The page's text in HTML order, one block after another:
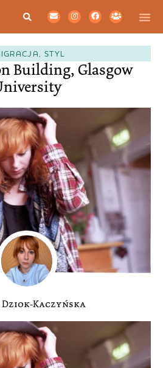
STYL
Building, Glasgow
Kaczyńska